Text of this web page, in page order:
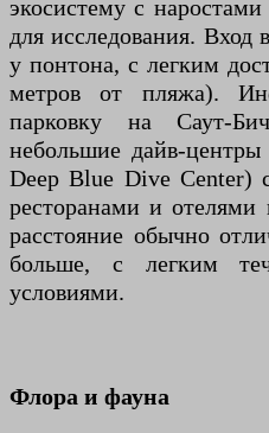
экосистему с
для исследования. Вход
у понтона, с легким
метров от пляжа).
парковку на Саут-
небольшие дайв-
Deep Blue Dive Center)
ресторанами и
расстояние обычно
больше, с легким
условиями.
Флора и фауна